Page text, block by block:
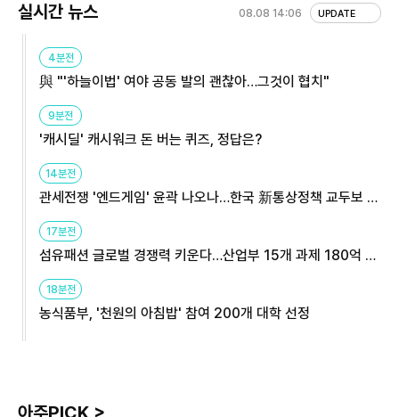
실시간 뉴스 08.08 14:06 UPDATE
4분전
與 "'하늘이법' 여야 공동 발의 괜찮아…그것이 협치"
9분전
'캐시딜' 캐시워크 돈 버는 퀴즈, 정답은?
14분전
관세전쟁 '엔드게임' 윤곽 나오나…한국 新통상정책 교두보 활
용해야
17분전
섬유패션 글로벌 경쟁력 키운다…산업부 15개 과제 180억 지
원
18분전
농식품부, '천원의 아침밥' 참여 200개 대학 선정